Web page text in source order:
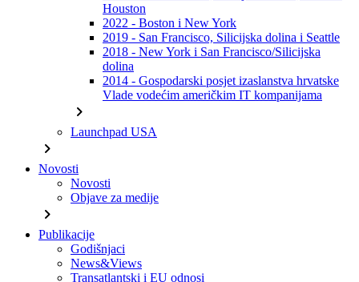
Houston
2022 - Boston i New York
2019 - San Francisco, Silicijska dolina i Seattle
2018 - New York i San Francisco/Silicijska
dolina
2014 - Gospodarski posjet izaslanstva hrvatske
Vlade vodećim američkim IT kompanijama
chevron_right
Launchpad USA
chevron_right
Novosti
Novosti
Objave za medije
chevron_right
Publikacije
Godišnjaci
News&Views
Transatlantski i EU odnosi